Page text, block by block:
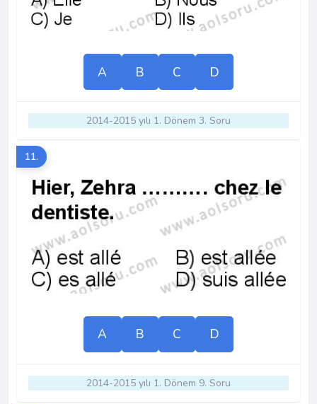
A B C D
2014-2015 yılı 1. Dönem 3. Soru
11.
A B C D
2014-2015 yılı 1. Dönem 9. Soru